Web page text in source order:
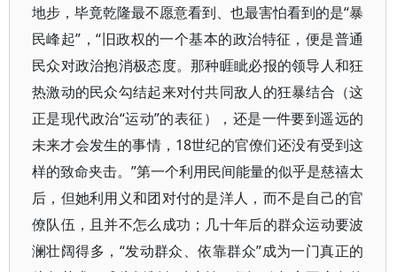
地步，毕竟乾隆最不愿意看到、也最害怕看到的是“暴
民峰起”，“旧政权的一个基本的政治特征，便是普通
民众对政治抱消极态度。那种睚眦必报的领导人和狂
热激动的民众勾结起来对付共同敌人的狂暴结合（这
正是现代政治“运动”的表征），还是一件要到遥远的
未来才会发生的事情，18世纪的官僚们还没有受到这
样的致命夹击。”第一个利用民间能量的似乎是慈禧太
后，但她利用义和团对付的是洋人，而不是自己的官
僚队伍，且并不怎么成功；几十年后的群众运动要波
澜壮阔得多，“发动群众、依靠群众”成为一门真正的